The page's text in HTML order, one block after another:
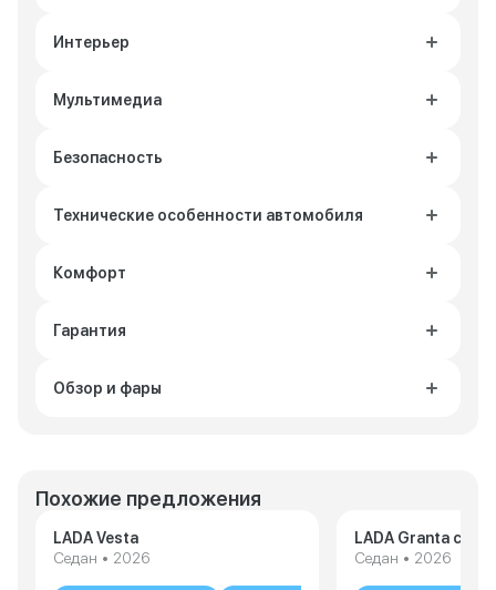
Интерьер
Мультимедиа
Безопасность
Технические особенности автомобиля
Комфорт
Гарантия
Обзор и фары
Похожие предложения
LADA Vesta
Седан • 2026
LADA Granta
Седан • 2026